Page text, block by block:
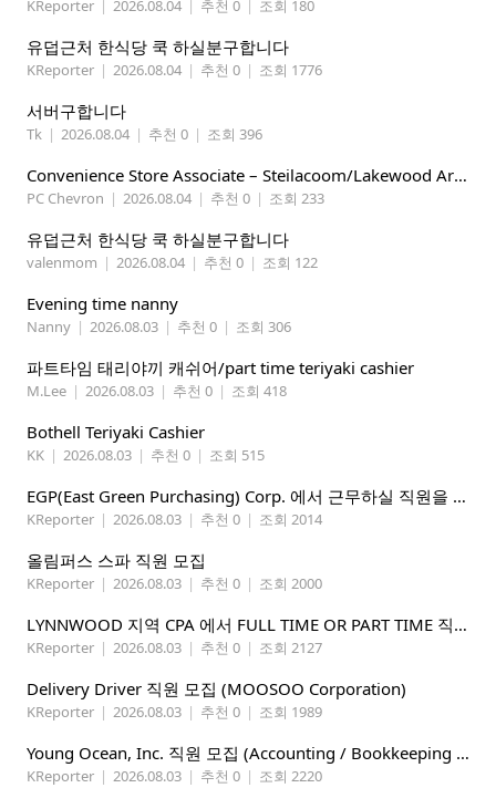
KReporter | 2026.08.04 | 추천 0 | 조회 180
유덥근처 한식당 쿡 하실분구합니다
KReporter | 2026.08.04 | 추천 0 | 조회 1776
서버구합니다
Tk | 2026.08.04 | 추천 0 | 조회 396
Convenience Store Associate – Steilacoom/Lakewood Area, $19 -$21/hr
PC Chevron | 2026.08.04 | 추천 0 | 조회 233
유덥근처 한식당 쿡 하실분구합니다
valenmom | 2026.08.04 | 추천 0 | 조회 122
Evening time nanny
Nanny | 2026.08.03 | 추천 0 | 조회 306
파트타임 태리야끼 캐쉬어/part time teriyaki cashier
M.Lee | 2026.08.03 | 추천 0 | 조회 418
Bothell Teriyaki Cashier
KK | 2026.08.03 | 추천 0 | 조회 515
EGP(East Green Purchasing) Corp. 에서 근무하실 직원을 아래와 같이 모집합니다.
KReporter | 2026.08.03 | 추천 0 | 조회 2014
올림퍼스 스파 직원 모집
KReporter | 2026.08.03 | 추천 0 | 조회 2000
LYNNWOOD 지역 CPA 에서 FULL TIME OR PART TIME 직원을 찾습니다
KReporter | 2026.08.03 | 추천 0 | 조회 2127
Delivery Driver 직원 모집 (MOOSOO Corporation)
KReporter | 2026.08.03 | 추천 0 | 조회 1989
Young Ocean, Inc. 직원 모집 (Accounting / Bookkeeping 분야)
KReporter | 2026.08.03 | 추천 0 | 조회 2220